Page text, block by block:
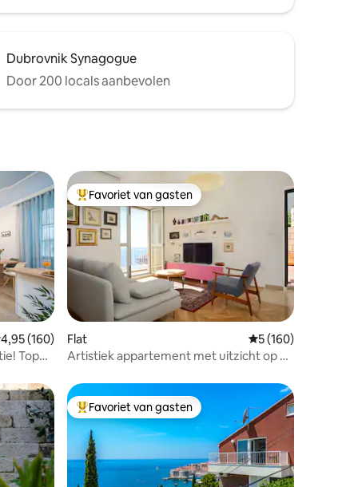
Dubrovnik Synagogue
Door 200 locals aanbevolen
beoordeling van 4,95 op 5, 160 recensies
4,95 (160)
Top
Topfavoriet van gasten
Favoriet van gasten
Flat Gemiddelde
5 (160)
Artistiek appartement met uitzicht op de
Topfavoriet van gasten
Favoriet van gasten